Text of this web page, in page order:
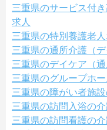
三重県のサービス付
求人
三重県の特別養護老
三重県の通所介護（
三重県のデイケア（
三重県のグループホ
三重県の障がい者施
三重県の訪問入浴の介
三重県の訪問看護の介